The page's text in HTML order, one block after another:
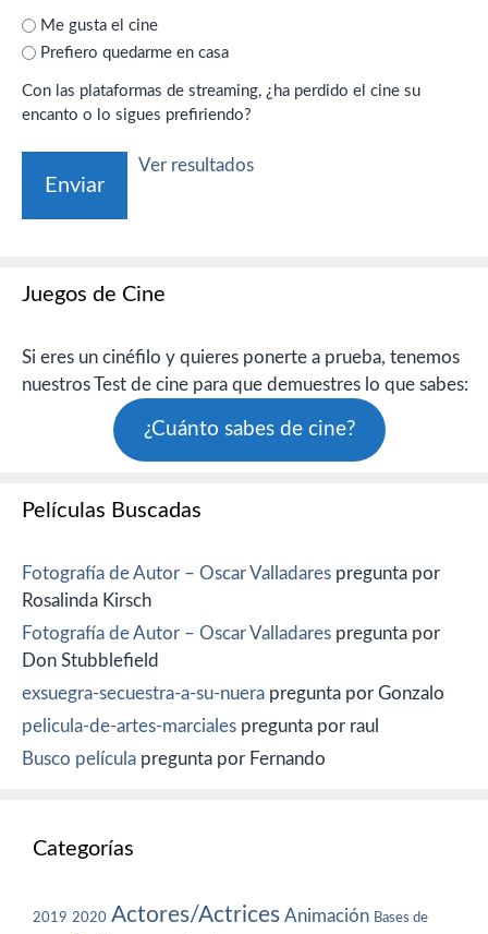
Me gusta el cine
Prefiero quedarme en casa
Con las plataformas de streaming, ¿ha perdido el cine su
encanto o lo sigues prefiriendo?
Ver resultados
Juegos de Cine
Si eres un cinéfilo y quieres ponerte a prueba, tenemos
nuestros Test de cine para que demuestres lo que sabes:
¿Cuánto sabes de cine?
Películas Buscadas
Fotografía de Autor – Oscar Valladares pregunta por
Rosalinda Kirsch
Fotografía de Autor – Oscar Valladares pregunta por
Don Stubblefield
exsuegra-secuestra-a-su-nuera pregunta por Gonzalo
pelicula-de-artes-marciales pregunta por raul
Busco película pregunta por Fernando
Categorías
2019 2020 Actores/Actrices Animación Bases de